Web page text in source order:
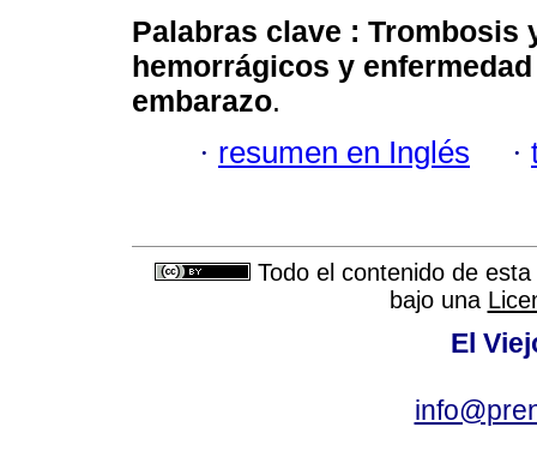
Palabras clave : Trombosis
hemorrágicos y
embarazo.
· resumen en Inglés ·
Todo el contenido de
bajo una
El